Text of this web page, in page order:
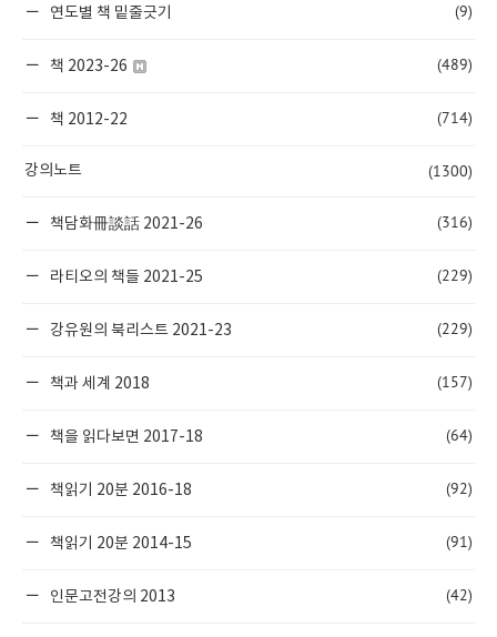
연도별 책 밑줄긋기 (9)
책 2023-26 (489)
책 2012-22 (714)
강의노트 (1300)
책담화冊談話 2021-26 (316)
라티오의 책들 2021-25 (229)
강유원의 북리스트 2021-23 (229)
책과 세계 2018 (157)
책을 읽다보면 2017-18 (64)
책읽기 20분 2016-18 (92)
책읽기 20분 2014-15 (91)
인문고전강의 2013 (42)